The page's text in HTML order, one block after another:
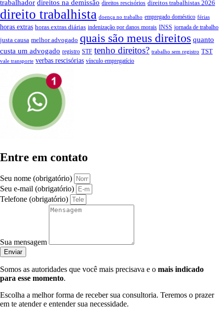
trabalhador direitos na demissão direitos rescisórios direitos trabalhistas 2026
direito trabalhista doença no trabalho empregado doméstico férias
horas extras horas extras diárias indenização por danos morais INSS jornada de trabalho
justa causa melhor advogado quais são meus direitos quanto
custa um advogado registro STF tenho direitos? trabalho sem registro TST
vale transporte verbas rescisórias vínculo empregatício
Entre em contato
Seu nome (obrigatório)
Seu e-mail (obrigatório)
Telefone (obrigatório)
Sua mensagem
Enviar
Somos as autoridades que você mais precisava e o mais indicado
para esse momento.
Escolha a melhor forma de receber sua consultoria. Teremos o prazer
em te atender e entender sua necessidade.